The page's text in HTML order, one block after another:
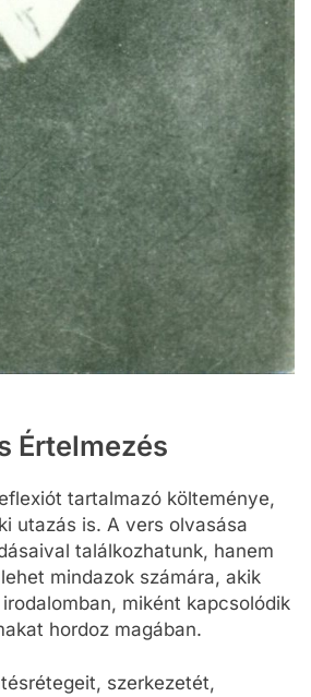
Értelmezés
tartalmazó költeménye,
utazás is. A vers olvasása
találkozhatunk, hanem
mindazok számára, akik
miként kapcsolódik
hordoz magában.
szerkezetét,